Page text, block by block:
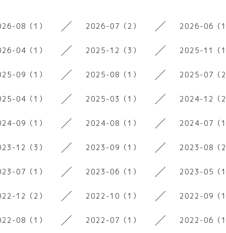
08（1） 2026-07（2） 2026-06（1
04（1） 2025-12（3） 2025-11（1
09（1） 2025-08（1） 2025-07（2
04（1） 2025-03（1） 2024-12（2
09（1） 2024-08（1） 2024-07（1
12（3） 2023-09（1） 2023-08（2
07（1） 2023-06（1） 2023-05（1
12（2） 2022-10（1） 2022-09（1
08（1） 2022-07（1） 2022-06（1